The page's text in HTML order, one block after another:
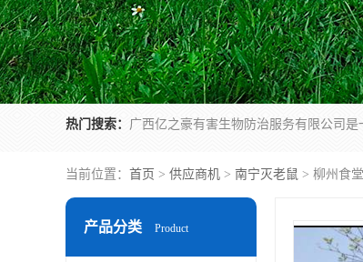
热门搜索：
当前位置： 首页 > 供应商机 > 南宁灭老鼠 > 柳州食
产品分类 Product